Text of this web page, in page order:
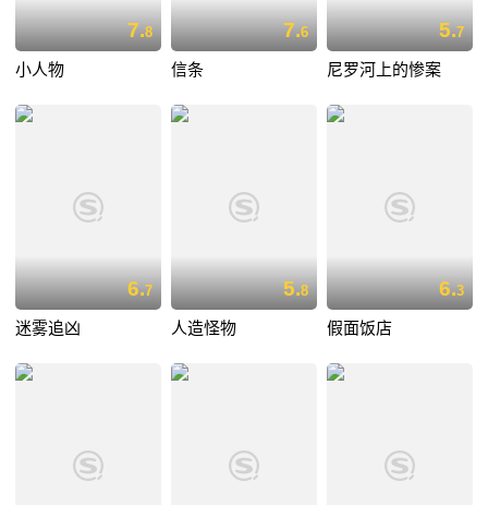
7.8
小人物
7.6
信条
5.7
尼罗河上的惨案
6.7
迷雾追凶
5.8
人造怪物
6.3
假面饭店